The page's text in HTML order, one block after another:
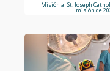
Misión al St. Joseph
misión de